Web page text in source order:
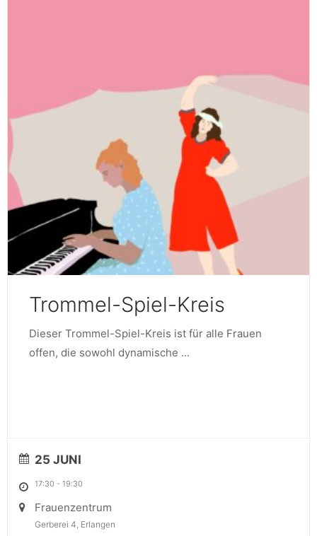
Trommel-Spiel-Kreis
Dieser Trommel-Spiel-Kreis ist für alle Frauen
offen, die sowohl dynamische ...
25 JUNI
17:30 - 19:30
Frauenzentrum
Gerberei 4, Erlangen